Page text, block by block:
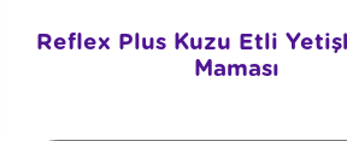
Reflex Plus Kuzu Etli
Maması